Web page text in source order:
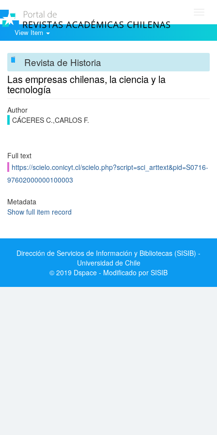
View Item
Revista de Historia
Las empresas chilenas, la ciencia y la
tecnología
Author
CÁCERES C.,CARLOS F.
Full text
https://scielo.conicyt.cl/scielo.php?script=sci_arttext&pid=S0716-
97602000000100003
Metadata
Show full item record
Dirección de Servicios de Información y Bibliotecas (SISIB) -
Universidad de Chile
© 2019 Dspace - Modificado por SISIB